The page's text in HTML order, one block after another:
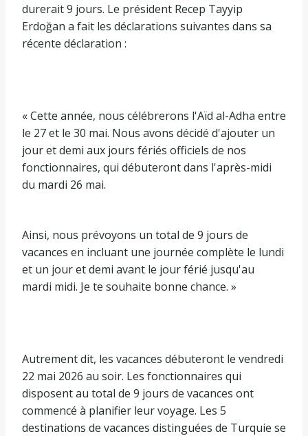
durerait 9 jours. Le président Recep Tayyip
Erdoğan a fait les déclarations suivantes dans sa
récente déclaration :
« Cette année, nous célébrerons l'Aïd al-Adha entre
le 27 et le 30 mai. Nous avons décidé d'ajouter un
jour et demi aux jours fériés officiels de nos
fonctionnaires, qui débuteront dans l'après-midi
du mardi 26 mai.
Ainsi, nous prévoyons un total de 9 jours de
vacances en incluant une journée complète le lundi
et un jour et demi avant le jour férié jusqu'au
mardi midi. Je te souhaite bonne chance. »
Autrement dit, les vacances débuteront le vendredi
22 mai 2026 au soir. Les fonctionnaires qui
disposent au total de 9 jours de vacances ont
commencé à planifier leur voyage. Les 5
destinations de vacances distinguées de Turquie se